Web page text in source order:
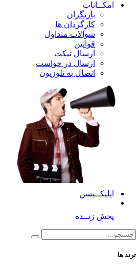
کارگردان ها
سوالات متداول
ارسال تیکت
ارسال در خواست
اتصال به تلوزیون
زنــده